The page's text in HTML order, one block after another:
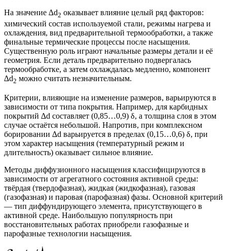
На значение ∆d2 оказывает влияние целый ряд факторов:
химический состав используемой стали, режимы нагрева и
охлаждения, вид предварительной термообработки, а также
финальные термические процессы после насыщения.
Существенную роль играют начальные размеры детали и её
геометрия. Если деталь предварительно подвергалась
термообработке, а затем охлаждалась медленно, компонент
∆d2 можно считать незначительным.
Критерии, влияющие на изменение размеров, варьируются в
зависимости от типа покрытия. Например, для карбидных
покрытий ∆d составляет (0,85…0,9) δ, а толщина слоя в этом
случае остаётся небольшой. Напротив, при комплексном
борировании ∆d варьируется в пределах (0,15…0,6) δ, при
этом характер насыщения (температурный режим и
длительность) оказывает сильное влияние.
Методы диффузионного насыщения классифицируются в
зависимости от агрегатного состояния активной среды:
твёрдая (твердофазная), жидкая (жидкофазная), газовая
(газофазная) и паровая (парофазная) фазы. Основной критерий
— тип диффундирующего элемента, присутствующего в
активной среде. Наибольшую популярность при
восстановительных работах приобрели газофазные и
парофазные технологии насыщения.